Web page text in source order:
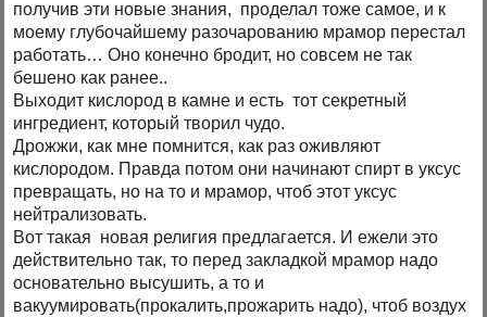
получив эти новые знания, проделал тоже самое, и к
моему глубочайшему разочарованию мрамор перестал
работать… Оно конечно бродит, но совсем не так
бешено как ранее..
Выходит кислород в камне и есть тот секретный
ингредиент, который творил чудо.
Дрожжи, как мне помнится, как раз оживляют
кислородом. Правда потом они начинают спирт в уксус
превращать, но на то и мрамор, чтоб этот уксус
нейтрализовать.
Вот такая новая религия предлагается. И ежели это
действительно так, то перед закладкой мрамор надо
основательно высушить, а то и
вакуумировать(прокалить,прожарить надо), чтоб воздух